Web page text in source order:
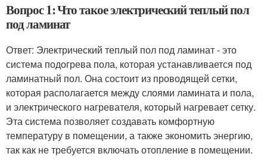
Вопрос 1: Что такое электрический теплый пол
под ламинат
Ответ: Электрический теплый пол под ламинат - это
система подогрева пола, которая устанавливается под
ламинатный пол. Она состоит из проводящей сетки,
которая располагается между слоями ламината и пола,
и электрического нагревателя, который нагревает сетку.
Эта система позволяет создавать комфортную
температуру в помещении, а также экономить энергию,
так как не требуется включать отопление в помещении.